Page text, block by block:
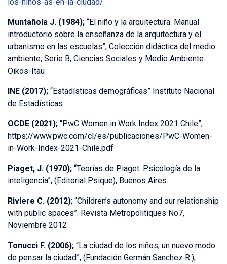
Muntañola J. (1984); “El niño y la arquitectura: Manual
introductorio sobre la enseñanza de la arquitectura y el
urbanismo en las escuelas”; Colección didáctica del medio
ambiente, Serie B, Ciencias Sociales y Medio Ambiente.
Oikos-Itau
INE (2017); “Estadísticas demográficas” Instituto Nacional
de Estadísticas
OCDE (2021); “PwC Women in Work Index 2021 Chile”;
https://www.pwc.com/cl/es/publicaciones/PwC-Women-
in-Work-Index-2021-Chile.pdf
Piaget, J. (1970); “Teorías de Piaget: Psicología de la
inteligencia”, (Editorial Psique), Buenos Aires.
Riviere C. (2012); “Children’s autonomy and our relationship
with public spaces”. Revista Metropolitiques No7,
Noviembre 2012
Tonucci F. (2006); “La ciudad de los niños; un nuevo modo
de pensar la ciudad”, (Fundación Germán Sanchez R.),